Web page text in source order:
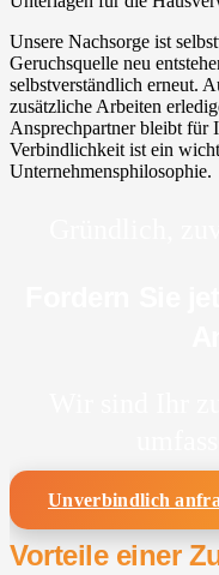
Unsere Nachsorge ist
Geruchsquelle neu
selbstverständlich erneut.
zusätzliche Arbeiten
Ansprechpartner bleibt für
Verbindlichkeit ist ein
Unternehmensphilosophie.
Unverbindlich
Vorteile einer